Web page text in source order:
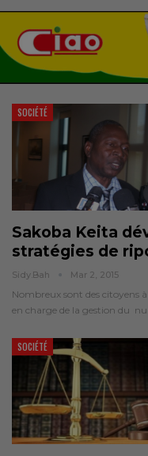
SOCIÉTÉ
Sakoba Keita
stratégies de
Sidy.bah Mar 2, 2015
Nombreux sont des citoyens
en charge de la gestion du
SOCIÉTÉ